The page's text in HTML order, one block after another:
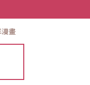
畫